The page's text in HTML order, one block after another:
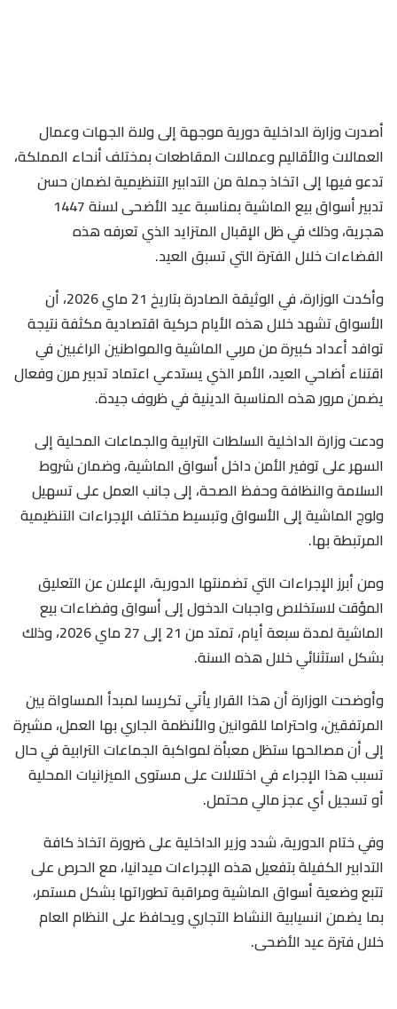
أصدرت وزارة الداخلية دورية موجهة إلى ولاة الجهات وعمال
العمالات والأقاليم وعمالات المقاطعات بمختلف أنحاء المملكة،
تدعو فيها إلى اتخاذ جملة من التدابير التنظيمية لضمان حسن
تدبير أسواق بيع الماشية بمناسبة عيد الأضحى لسنة 1447
هجرية، وذلك في ظل الإقبال المتزايد الذي تعرفه هذه
الفضاءات خلال الفترة التي تسبق العيد.
وأكدت الوزارة، في الوثيقة الصادرة بتاريخ 21 ماي 2026، أن
الأسواق تشهد خلال هذه الأيام حركية اقتصادية مكثفة نتيجة
توافد أعداد كبيرة من مربي الماشية والمواطنين الراغبين في
اقتناء أضاحي العيد، الأمر الذي يستدعي اعتماد تدبير مرن وفعال
يضمن مرور هذه المناسبة الدينية في ظروف جيدة.
ودعت وزارة الداخلية السلطات الترابية والجماعات المحلية إلى
السهر على توفير الأمن داخل أسواق الماشية، وضمان شروط
السلامة والنظافة وحفظ الصحة، إلى جانب العمل على تسهيل
ولوج الماشية إلى الأسواق وتبسيط مختلف الإجراءات التنظيمية
المرتبطة بها.
ومن أبرز الإجراءات التي تضمنتها الدورية، الإعلان عن التعليق
المؤقت لاستخلاص واجبات الدخول إلى أسواق وفضاءات بيع
الماشية لمدة سبعة أيام، تمتد من 21 إلى 27 ماي 2026، وذلك
بشكل استثنائي خلال هذه السنة.
وأوضحت الوزارة أن هذا القرار يأتي تكريسا لمبدأ المساواة بين
المرتفقين، واحتراما للقوانين والأنظمة الجاري بها العمل، مشيرة
إلى أن مصالحها ستظل معبأة لمواكبة الجماعات الترابية في حال
تسبب هذا الإجراء في اختلالات على مستوى الميزانيات المحلية
أو تسجيل أي عجز مالي محتمل.
وفي ختام الدورية، شدد وزير الداخلية على ضرورة اتخاذ كافة
التدابير الكفيلة بتفعيل هذه الإجراءات ميدانيا، مع الحرص على
تتبع وضعية أسواق الماشية ومراقبة تطوراتها بشكل مستمر،
بما يضمن انسيابية النشاط التجاري ويحافظ على النظام العام
خلال فترة عيد الأضحى.